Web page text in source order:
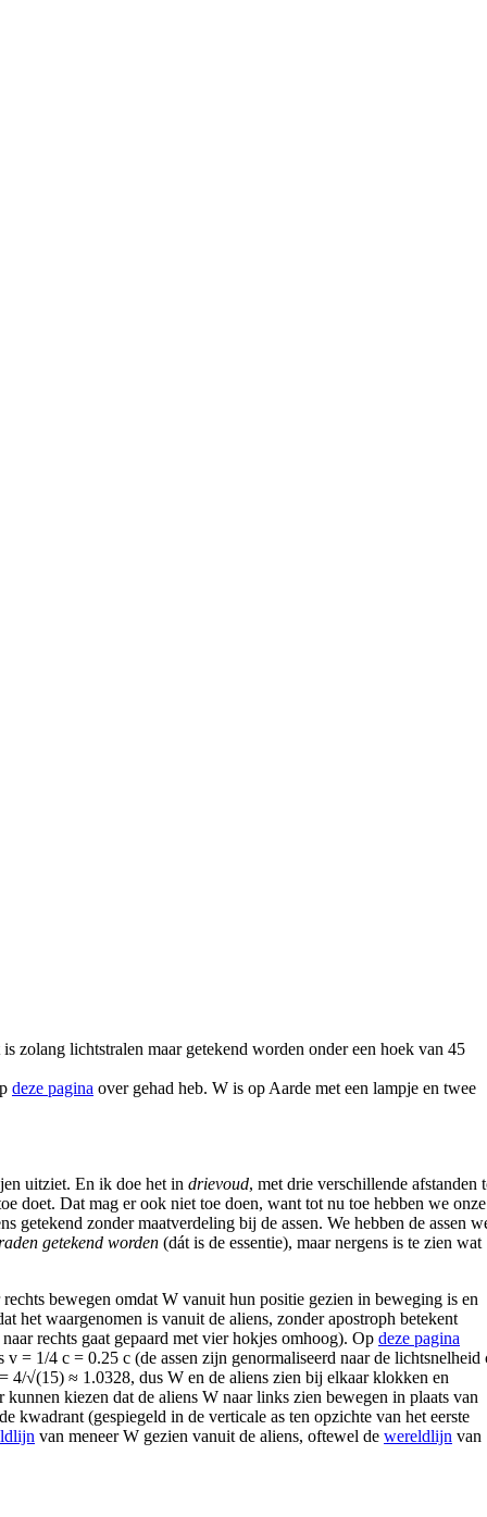
zolang lichtstralen maar getekend worden onder een hoek van 45
deze pagina over gehad heb. W is op Aarde met een lampje en twee
uitziet. En ik doe het in drievoud, met drie verschillende afstanden
doet. Dat mag er ook niet toe doen, want tot nu toe hebben we onze
getekend zonder maatverdeling bij de assen. We hebben de assen
getekend worden (dát is de essentie), maar nergens is te zien wat
bewegen omdat W vanuit hun positie gezien in beweging is en
het waargenomen is vanuit de aliens, zonder apostroph betekent
rechts gaat gepaard met vier hokjes omhoog). Op deze pagina
= 1/4 c = 0.25 c (de assen zijn genormaliseerd naar de lichtsnelheid
√(15) ≈ 1.0328, dus W en de aliens zien bij elkaar klokken en
kiezen dat de aliens W naar links zien bewegen in plaats van
kwadrant (gespiegeld in de verticale as ten opzichte van het eerste
van meneer W gezien vanuit de aliens, oftewel de wereldlijn van